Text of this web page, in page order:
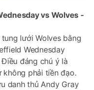
vs Wolves -
lưới Wolves bằng
Wednesday
đáng chú ý là
không phải tiền đạo.
danh thủ Andy Gray